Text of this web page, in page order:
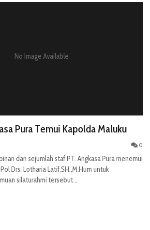
No Image Available
Pura Temui Kapolda Maluku
0
dan sejumlah staf PT. Angkasa Pura menemui
Drs. Lotharia Latif,SH.,M.Hum untuk
silaturahmi tersebut...